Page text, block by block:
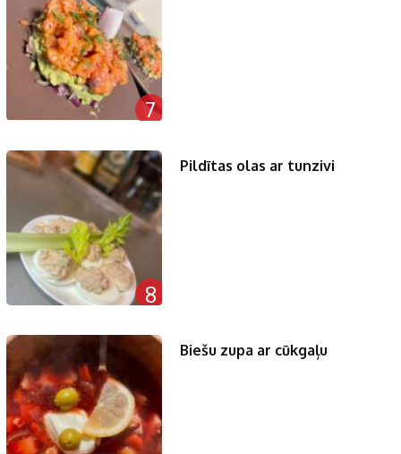
7
8
Pildītas olas ar tunzivi
Biešu zupa ar cūkgaļu